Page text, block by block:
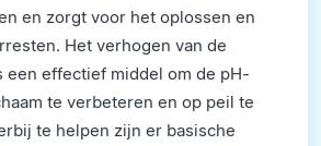
en zorgt voor het oplossen en
Het verhogen van de
een effectief middel om de pH-
te verbeteren en op peil te
te helpen zijn er basische